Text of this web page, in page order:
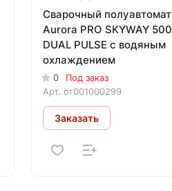
Сварочный полуавтомат
Aurora PRO SKYWAY 500
DUAL PULSE с водяным
охлаждением
0
Под заказ
Арт. от001000299
Заказать